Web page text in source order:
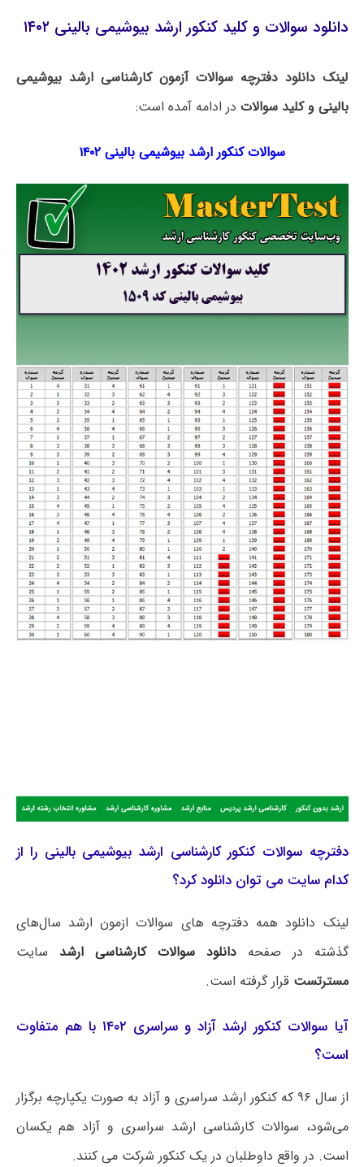
دانلود سوالات و کلید کنکور ارشد بیوشیمی بالینی ۱۴۰۲
لینک دانلود دفترچه سوالات آزمون کارشناسی ارشد بیوشیمی
بالینی و کلید سوالات در ادامه آمده است:
سوالات کنکور ارشد بیوشیمی بالینی ۱۴۰۲
دفترچه سوالات کنکور کارشناسی ارشد بیوشیمی بالینی را از
کدام سایت می توان دانلود کرد؟
لینک دانلود همه دفترچه های سوالات ازمون ارشد سال‌های
گذشته در صفحه
دانلود سوالات کارشناسی ارشد
سایت
مسترتست قرار گرفته است.
آیا سوالات کنکور ارشد آزاد و سراسری ۱۴۰۲ با هم متفاوت
است؟
از سال ۹۶ که کنکور ارشد سراسری و آزاد به صورت یکپارچه برگزار
می‌شود، سوالات کارشناسی ارشد سراسری و آزاد هم یکسان
است. در واقع داوطلبان در یک کنکور شرکت می کنند.